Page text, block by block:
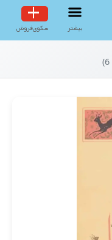
بیشتر سکوی‌فروش